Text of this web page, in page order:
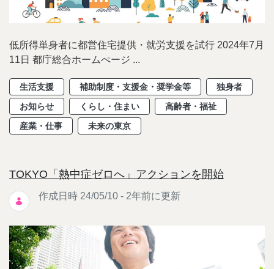
低所得単身者に都営住宅提供・就労支援を試行 2024年7月
11日 都庁総合ホームぺージ ...
生活支援 補助制度・支援金・奨学金等
独身者
お知らせ
くらし・住まい
高齢者・福祉
産業・仕事
未来の東京
TOKYO「熱中症ゼロへ」アクションを開始
作成日時 24/05/10 - 2年前に更新